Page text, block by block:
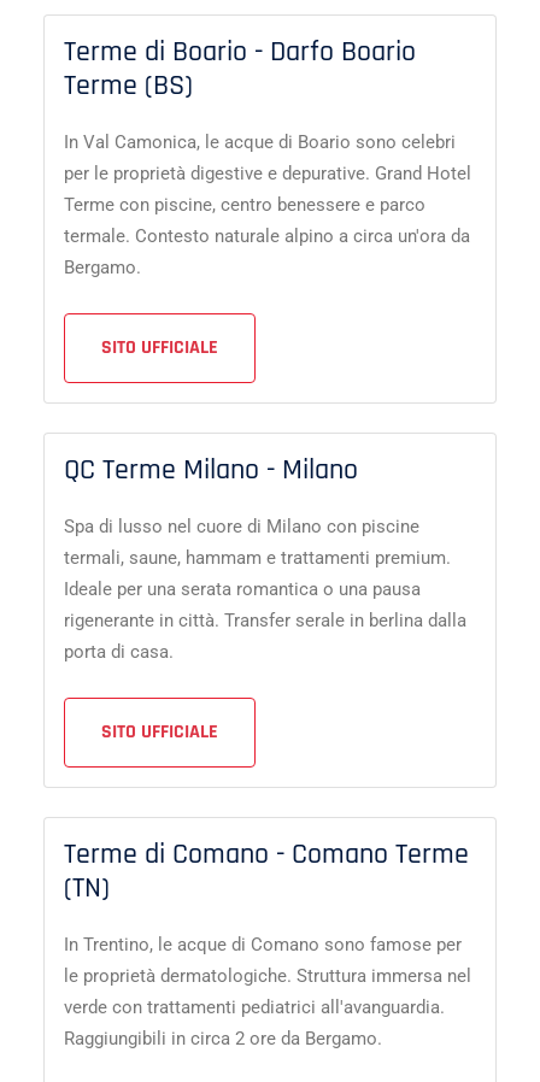
Terme di Boario - Darfo Boario
Terme (BS)
In Val Camonica, le acque di Boario sono celebri
per le proprietà digestive e depurative. Grand Hotel
Terme con piscine, centro benessere e parco
termale. Contesto naturale alpino a circa un'ora da
Bergamo.
SITO UFFICIALE
QC Terme Milano - Milano
Spa di lusso nel cuore di Milano con piscine
termali, saune, hammam e trattamenti premium.
Ideale per una serata romantica o una pausa
rigenerante in città. Transfer serale in berlina dalla
porta di casa.
SITO UFFICIALE
Terme di Comano - Comano Terme
(TN)
In Trentino, le acque di Comano sono famose per
le proprietà dermatologiche. Struttura immersa nel
verde con trattamenti pediatrici all'avanguardia.
Raggiungibili in circa 2 ore da Bergamo.